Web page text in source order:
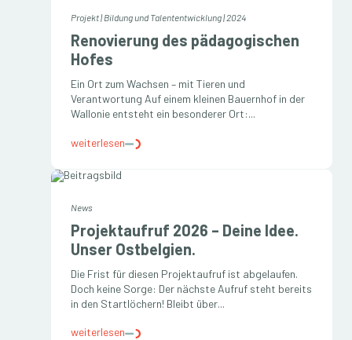
Projekt|Bildung und Talententwicklung|2024
Renovierung des pädagogischen
Hofes
Ein Ort zum Wachsen – mit Tieren und
Verantwortung Auf einem kleinen Bauernhof in der
Wallonie entsteht ein besonderer Ort:...
weiterlesen
News
Projektaufruf 2026 – Deine Idee.
Unser Ostbelgien.
Die Frist für diesen Projektaufruf ist abgelaufen.
Doch keine Sorge: Der nächste Aufruf steht bereits
in den Startlöchern! Bleibt über...
weiterlesen